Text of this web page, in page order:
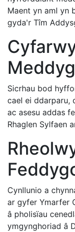
Maent yn aml yn
gyda'r Tîm
Sicrhau bod
cael ei ddarparu,
ac asesu addas
Rhaglen Sylfaen
Cynllunio a
ar gyfer Ymarfer
â pholisïau
ymgynghoriad â